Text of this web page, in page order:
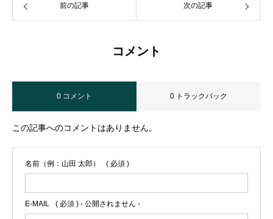
前の記事 次の記事
コメント
0 コメント 0 トラックバック
この記事へのコメントはありません。
名前（例：山田 太郎） ( 必須 )
E-MAIL ( 必須 ) - 公開されません -